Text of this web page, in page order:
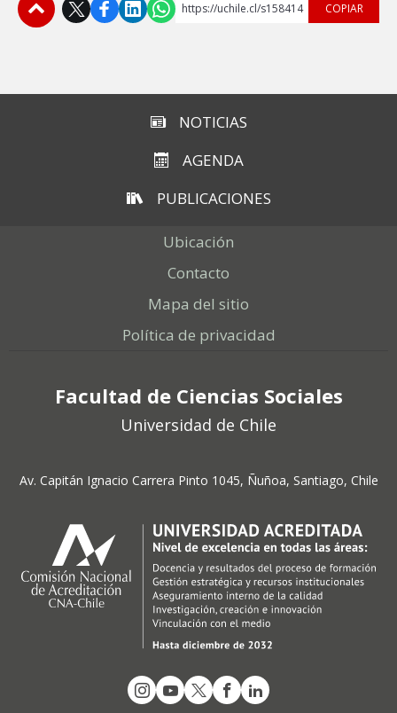
https://uchile.cl/s158414 COPIAR
NOTICIAS
AGENDA
PUBLICACIONES
Ubicación
Contacto
Mapa del sitio
Política de privacidad
Facultad de Ciencias Sociales
Universidad de Chile
Av. Capitán Ignacio Carrera Pinto 1045, Ñuñoa, Santiago, Chile